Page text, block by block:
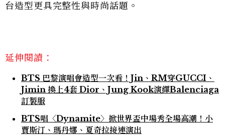
台造型更具完整性與時尚話題。
延伸閱讀：
BTS 巴黎演唱會造型一次看！Jin、RM穿GUCCI、
Jimin 換上4套 Dior、Jung Kook演繹Balenciaga
訂製服
BTS唱〈Dynamite〉掀世界盃中場秀全場高潮！小
賈斯汀、瑪丹娜、夏奇拉接連演出